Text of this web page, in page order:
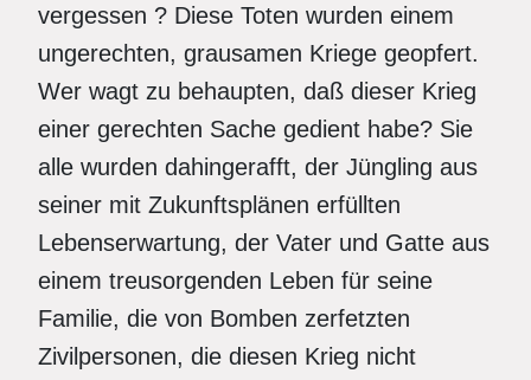
vergessen ? Diese Toten wurden einem
ungerechten, grausamen Kriege geopfert.
Wer wagt zu behaupten, daß dieser Krieg
einer gerechten Sache gedient habe? Sie
alle wurden dahingerafft, der Jüngling aus
seiner mit Zukunftsplänen erfüllten
Lebenserwartung, der Vater und Gatte aus
einem treusorgenden Leben für seine
Familie, die von Bomben zerfetzten
Zivilpersonen, die diesen Krieg nicht